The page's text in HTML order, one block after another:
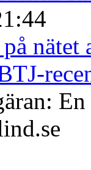
nätet